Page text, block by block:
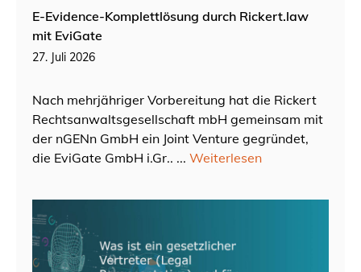
E-Evidence-Komplettlösung durch Rickert.law
mit EviGate
27. Juli 2026
Nach mehrjähriger Vorbereitung hat die Rickert
Rechtsanwaltsgesellschaft mbH gemeinsam mit
der nGENn GmbH ein Joint Venture gegründet,
die EviGate GmbH i.Gr.. ... Weiterlesen